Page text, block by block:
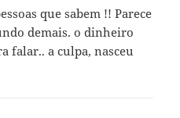
que sabem !! Parece
demais. o dinheiro
falar.. a culpa, nasceu